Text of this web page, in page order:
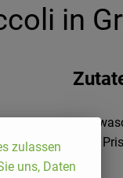
in
geteilt und
einer Zitrone, 1
zulassen
uns, Daten